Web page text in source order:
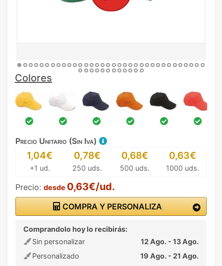
Colores
Precio Unitario (Sin Iva)
1,04€
+1 ud.
0,78€
250 uds.
0,68€
500 uds.
0,63€
1000 uds.
Precio: desde 0,63€/ud.
COMPRA Y PERSONALIZA
Comprandolo hoy lo recibirás:
Sin personalizar
12 Ago. - 13 Ago.
Personalizado
19 Ago. - 21 Ago.